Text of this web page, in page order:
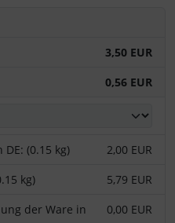
3,50 EUR
0,56 EUR
(0.15 kg)
2,00 EUR
kg)
5,79 EUR
der Ware in
0,00 EUR